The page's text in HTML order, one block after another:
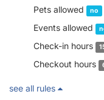
Pets allowed no
Events allowed
Check-in hours
Checkout hours
see all rules